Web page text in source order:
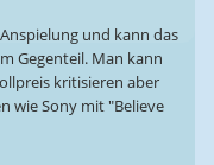
und kann das
Gegenteil. Man kann
kritisieren aber
wie Sony mit "Believe